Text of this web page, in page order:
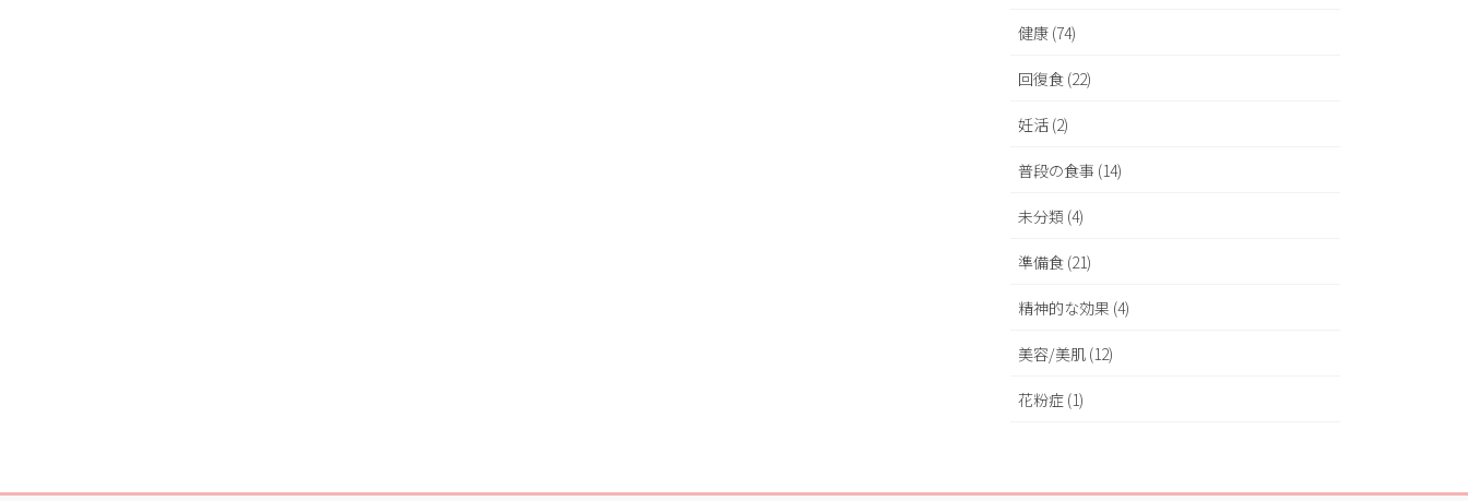
健康 (74)
回復食 (22)
妊活 (2)
普段の食事 (14)
未分類 (4)
準備食 (21)
精神的な効果 (4)
美容/美肌 (12)
花粉症 (1)